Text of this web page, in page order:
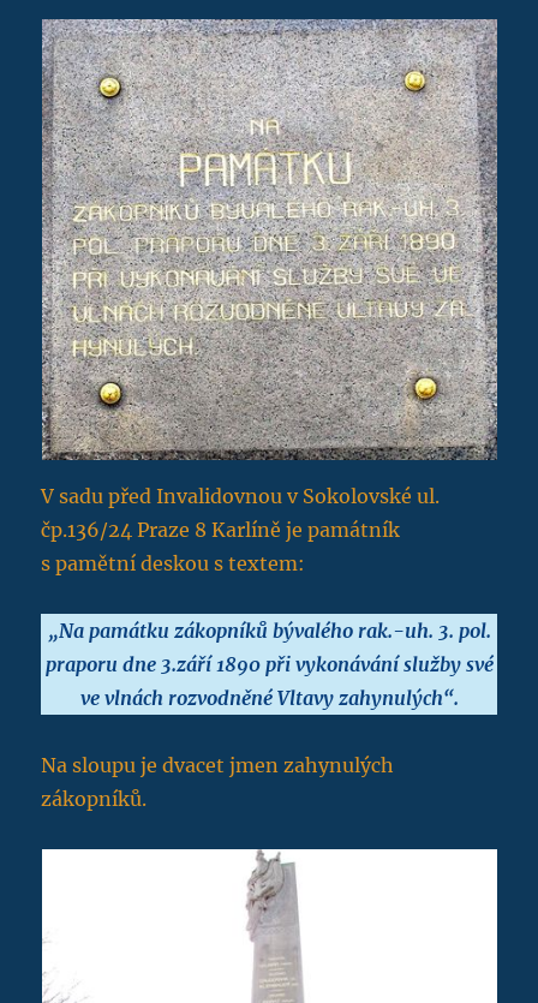
V sadu před Invalidovnou v Sokolovské ul.
čp.136/24 Praze 8 Karlíně je památník
s pamětní deskou s textem:
„Na památku zákopníků bývalého rak.-uh. 3. pol.
praporu dne 3.září 1890 při vykonávání služby své
ve vlnách rozvodněné Vltavy zahynulých“.
Na sloupu je dvacet jmen zahynulých
zákopníků.